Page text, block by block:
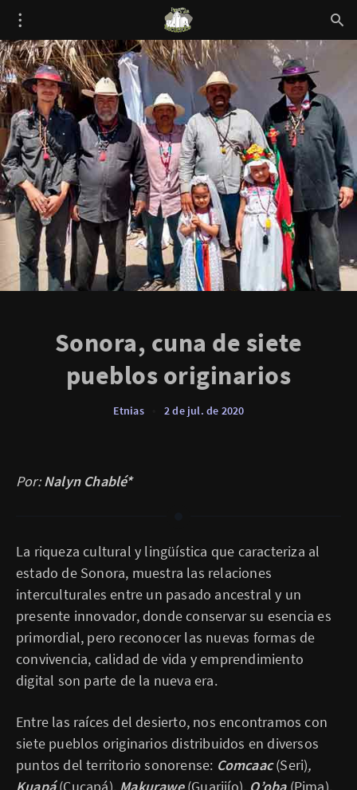
Sonora, cuna de siete
pueblos originarios
Etnias 2 de jul. de 2020
Por:Nalyn Chablé*
La riqueza cultural y lingüística que caracteriza al
estado de Sonora, muestra las relaciones
interculturales entre un pasado ancestral y un
presente innovador, donde conservar su esencia es
primordial, pero reconocer las nuevas formas de
convivencia, calidad de vida y emprendimiento
digital son parte de la nueva era.
Entre las raíces del desierto, nos encontramos con
siete pueblos originarios distribuidos en diversos
puntos del territorio sonorense: Comcaac(Seri),